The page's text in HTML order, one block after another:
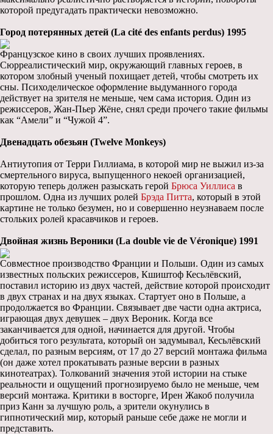
которой предугадать практически невозможно.
Город потерянных детей (La cité des enfants perdus) 1995
Французское кино в своих лучших проявлениях.
Сюрреалистический мир, окружающий главных героев, в
котором злобный ученый похищает детей, чтобы смотреть их
сны. Психоделическое оформление выдуманного города
действует на зрителя не меньше, чем сама история. Один из
режиссеров, Жан-Пьер Жёне, снял среди прочего такие фильмы
как “Амели” и “Чужой 4”.
Двенадцать обезьян (Twelve Monkeys)
Антиутопия от Терри Гиллиама, в которой мир не выжил из-за
смертельного вируса, выпущенного некоей организацией,
которую теперь должен разыскать герой Брюса Уиллиса в
прошлом. Одна из лучших ролей Брэда Питта, который в этой
картине не только безумен, но и совершенно неузнаваем после
стольких ролей красавчиков и героев.
Двойная жизнь Вероники (La double vie de Véronique) 1991
Совместное производство Франции и Польши. Один из самых
известных польских режиссеров, Кшиштоф Кесьлёвский,
поставил историю из двух частей, действие которой происходит
в двух странах и на двух языках. Стартует оно в Польше, а
продолжается во Франции. Связывает две части одна актриса,
играющая двух девушек – двух Вероник. Когда все
заканчивается для одной, начинается для другой. Чтобы
добиться того результата, который он задумывал, Кесьлёвский
сделал, по разным версиям, от 17 до 27 версий монтажа фильма
(он даже хотел прокатывать разные версии в разных
кинотеатрах). Толкований значения этой истории на стыке
реальности и ощущений прогнозируемо было не меньше, чем
версий монтажа. Критики в восторге, Ирен Жакоб получила
приз Канн за лучшую роль, а зрители окунулись в
гипнотический мир, который раньше себе даже не могли и
представить.